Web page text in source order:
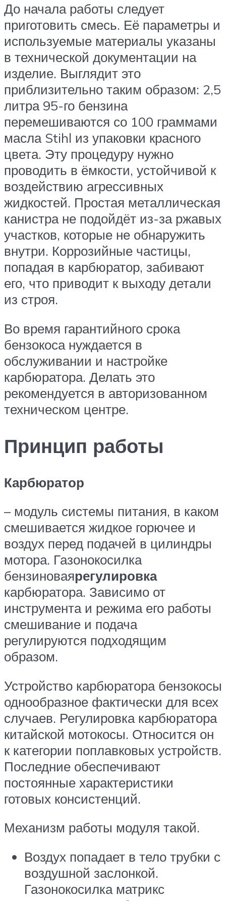
До начала работы следует
приготовить смесь. Её параметры и
используемые материалы указаны
в технической документации на
изделие. Выглядит это
приблизительно таким образом: 2,5
литра 95-го бензина
перемешиваются со 100 граммами
масла Stihl из упаковки красного
цвета. Эту процедуру нужно
проводить в ёмкости, устойчивой к
воздействию агрессивных
жидкостей. Простая металлическая
канистра не подойдёт из-за ржавых
участков, которые не обнаружить
внутри. Коррозийные частицы,
попадая в карбюратор, забивают
его, что приводит к выходу детали
из строя.
Во время гарантийного срока
бензокоса нуждается в
обслуживании и настройке
карбюратора. Делать это
рекомендуется в авторизованном
техническом центре.
Принцип работы
Карбюратор
– модуль системы питания, в каком
смешивается жидкое горючее и
воздух перед подачей в цилиндры
мотора. Газонокосилка
бензиноваярегулировка
карбюратора. Зависимо от
инструмента и режима его работы
смешивание и подача
регулируются подходящим
образом.
Устройство карбюратора бензокосы
однообразное фактически для всех
случаев. Регулировка карбюратора
китайской мотокосы. Относится он
к категории поплавковых устройств.
Последние обеспечивают
постоянные характеристики
готовых консистенций.
Механизм работы модуля такой.
Воздух попадает в тело трубки с
воздушной заслонкой.
Газонокосилка матрикс